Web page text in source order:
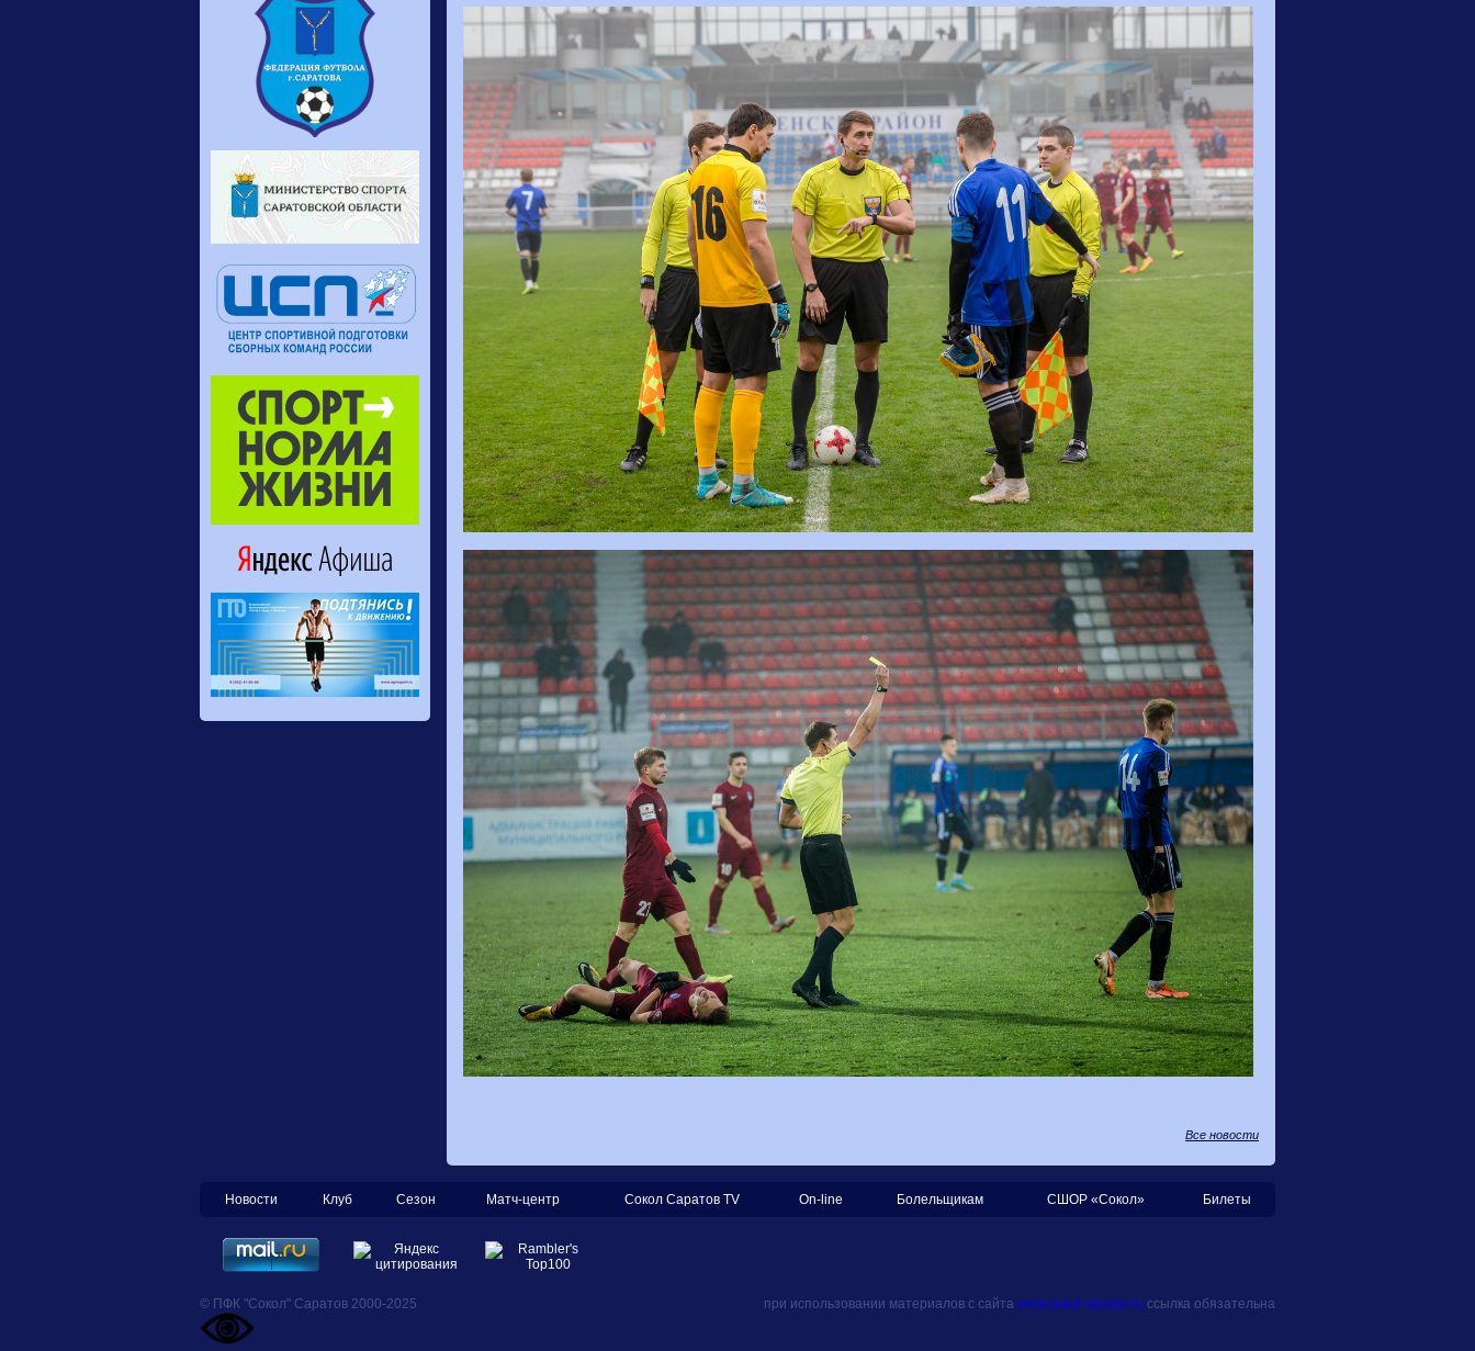
Все новости
Новости Клуб Сезон Матч-центр Сокол Саратов TV On-line Болельщикам СШОР «Сокол» Билеты
© ПФК "Сокол" Саратов 2000-2025 при использовании материалов с сайта www.sokol-saratov.ru ссылка обязательна